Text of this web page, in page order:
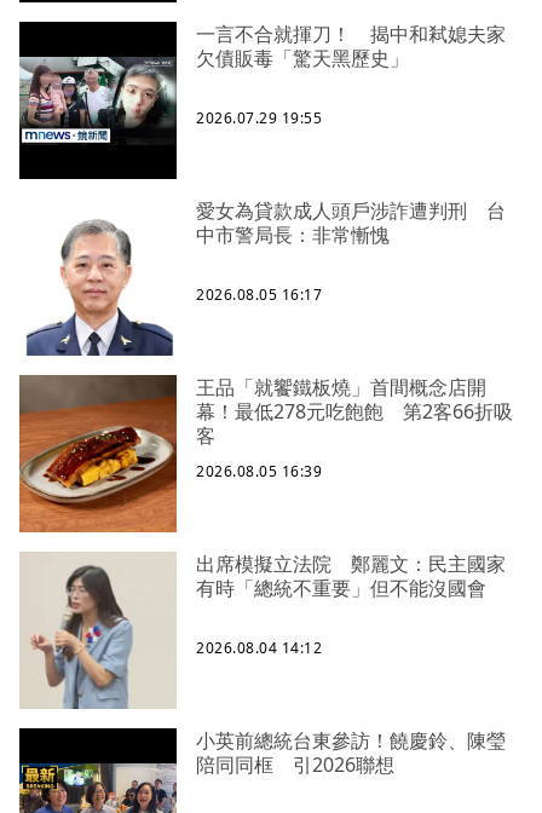
一言不合就揮刀！ 揭中和弒媳夫家
欠債販毒「驚天黑歷史」
2026.07.29 19:55
愛女為貸款成人頭戶涉詐遭判刑 台
中市警局長：非常慚愧
2026.08.05 16:17
王品「就饗鐵板燒」首間概念店開
幕！最低278元吃飽飽 第2客66折吸
客
2026.08.05 16:39
出席模擬立法院 鄭麗文：民主國家
有時「總統不重要」但不能沒國會
2026.08.04 14:12
小英前總統台東參訪！饒慶鈴、陳瑩
陪同同框 引2026聯想